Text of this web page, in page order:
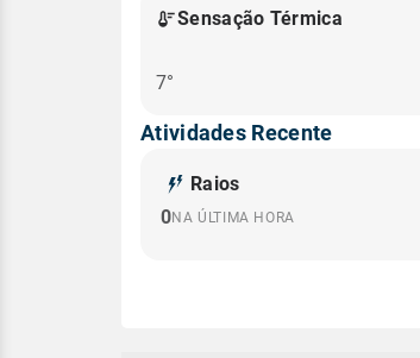
Sensação Térmica
7°
Atividades Recente
Raios
0NA ÚLTIMA HORA